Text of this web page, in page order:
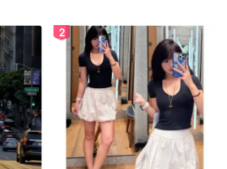
片来自@中华小曲库
2